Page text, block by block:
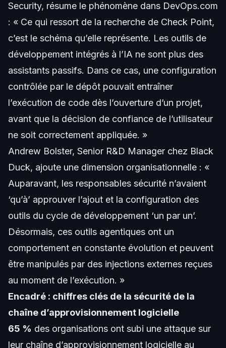
Security, résume le phénomène dans DevOps.com
: « Ce qui ressort de la recherche de Check Point,
c’est le schéma qu’elle représente. Les outils de
développement intégrés à l’IA ne sont plus des
assistants passifs. Dans ce cas, une configuration
contrôlée par le dépôt pouvait entraîner
l’exécution de code dès l’ouverture d’un projet,
avant que la décision de confiance de l’utilisateur
ne soit correctement appliquée. »
Andrew Bolster, Senior R&D Manager chez Black
Duck, ajoute une dimension organisationnelle : «
Auparavant, les responsables sécurité n’avaient
‘qu’à’ approuver l’ajout et la configuration des
outils du cycle de développement ‘un par un’.
Désormais, ces outils agentiques ont un
comportement en constante évolution et peuvent
être manipulés par des injections externes reçues
au moment de l’exécution. »
Encadré : chiffres clés de la sécurité de la
chaîne d’approvisionnement logicielle
65 % des organisations ont subi une attaque sur
leur chaîne d’approvisionnement logicielle au